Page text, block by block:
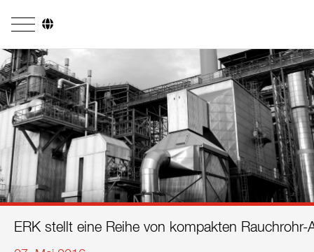
Unternehmen
Geschäftsfelder
Ingenieurdienstleistungen
Kesselsysteme
Feuerungssysteme
ERK stellt eine Reihe von kompakten